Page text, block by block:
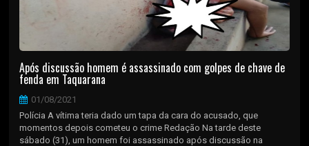
Após discussão homem é assassinado com golpes de chave de
fenda em Taquarana
01/08/2021
Polícia A vítima teria dado um tapa da cara do acusado, que
momentos depois cometeu o crime Redação Na tarde deste
sábado (31), um homem foi assassinado após discussão na